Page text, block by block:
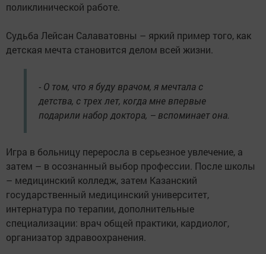
поликлинической работе.
Судьба Лейсан Салаватовны – яркий пример того, как
детская мечта становится делом всей жизни.
- О том, что я буду врачом, я мечтала с
детства, с трех лет, когда мне впервые
подарили набор доктора, – вспоминает она.
Игра в больницу переросла в серьезное увлечение, а
затем – в осознанный выбор профессии. После школы
– медицинский колледж, затем Казанский
государственный медицинский университет,
интернатура по терапии, дополнительные
специализации: врач общей практики, кардиолог,
организатор здравоохранения.